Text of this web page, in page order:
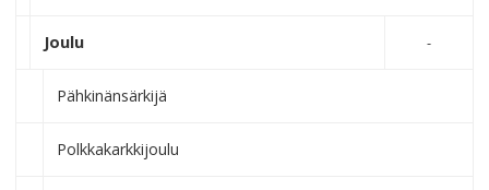
Joulu
Pähkinänsärkijä
Polkkakarkkijoulu